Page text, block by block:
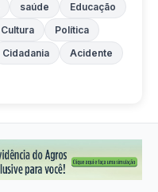
saúde
Educação
Cultura
Política
Cidadania
Acidente